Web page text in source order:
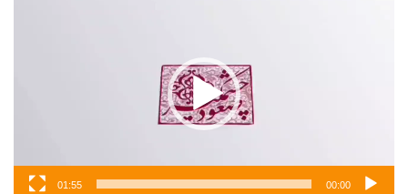
00:00
01:55